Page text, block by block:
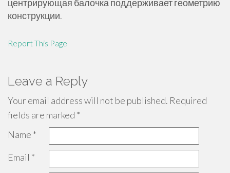
центрирующая балочка поддерживает геометрию
конструкции.
Report This Page
Leave a Reply
Your email address will not be published. Required
fields are marked *
Name *
Email *